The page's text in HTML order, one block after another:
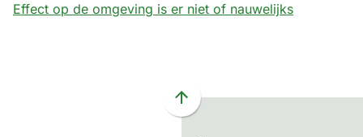
Effect op de omgeving is er niet of nauwelijks
Scroll